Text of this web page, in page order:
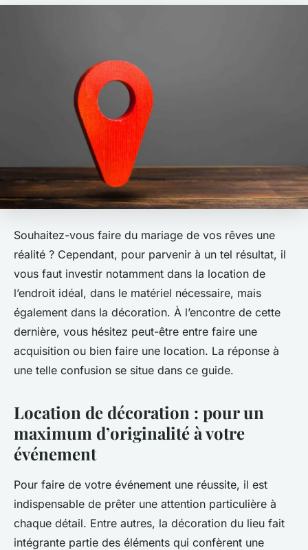
Souhaitez-vous faire du mariage de vos rêves une
réalité ? Cependant, pour parvenir à un tel résultat, il
vous faut investir notamment dans la location de
l’endroit idéal, dans le matériel nécessaire, mais
également dans la décoration. À l’encontre de cette
dernière, vous hésitez peut-être entre faire une
acquisition ou bien faire une location. La réponse à
une telle confusion se situe dans ce guide.
Location de décoration : pour un
maximum d’originalité à votre
événement
Pour faire de votre événement une réussite, il est
indispensable de prêter une attention particulière à
chaque détail. Entre autres, la décoration du lieu fait
intégrante partie des éléments qui confèrent une